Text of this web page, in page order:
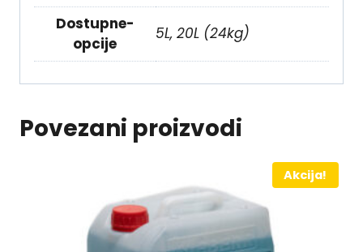
Dostupne-
opcije
5L, 20L (24kg)
Povezani proizvodi
Akcija!